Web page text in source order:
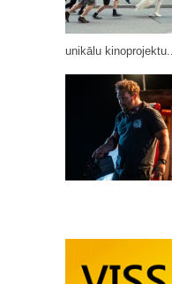
unikālu kinoprojektu...